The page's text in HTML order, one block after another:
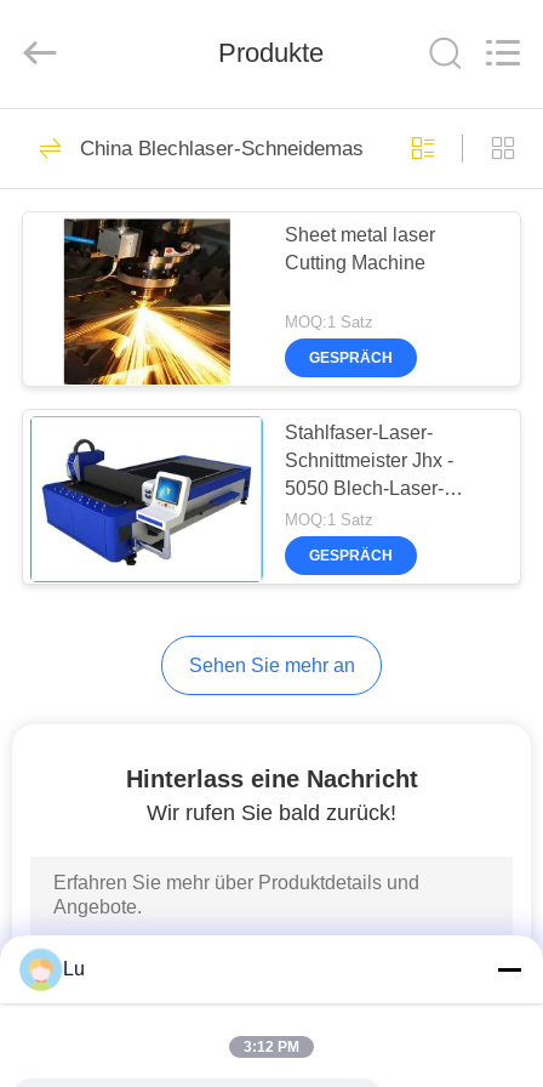
HEIM
PRODUKTE
ÜBER
UNS
WERKSBESICHTIGUNG
QUALITÄTSKONTROLLE
KONTAKTIEREN
SIE
NEUIGKEITEN
COMPANY
NEWS
Co.,Ltd.
CO2-Laser-
Maschine
Galvo-Laser-
Maschine
25
Faserlaser-
Visions-Kamera-
Laser-Maschine
Produkte
China Blechlaser-Schneidemaschine
Sheet metal laser
Cutting Machine
MOQ:1 Satz
GESPRÄCH
Stahlfaser-Laser-
Schnittmeister Jhx -
5050 Blech-Laser-
Schneidemaschine-
700w
MOQ:1 Satz
GESPRÄCH
Sehen Sie mehr an
Hinterlass eine Nachricht
Wir rufen Sie bald zurück!
Lu
3:12 PM